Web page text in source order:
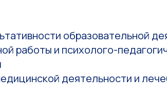
образовательной
работы и психолого-
деятельности и